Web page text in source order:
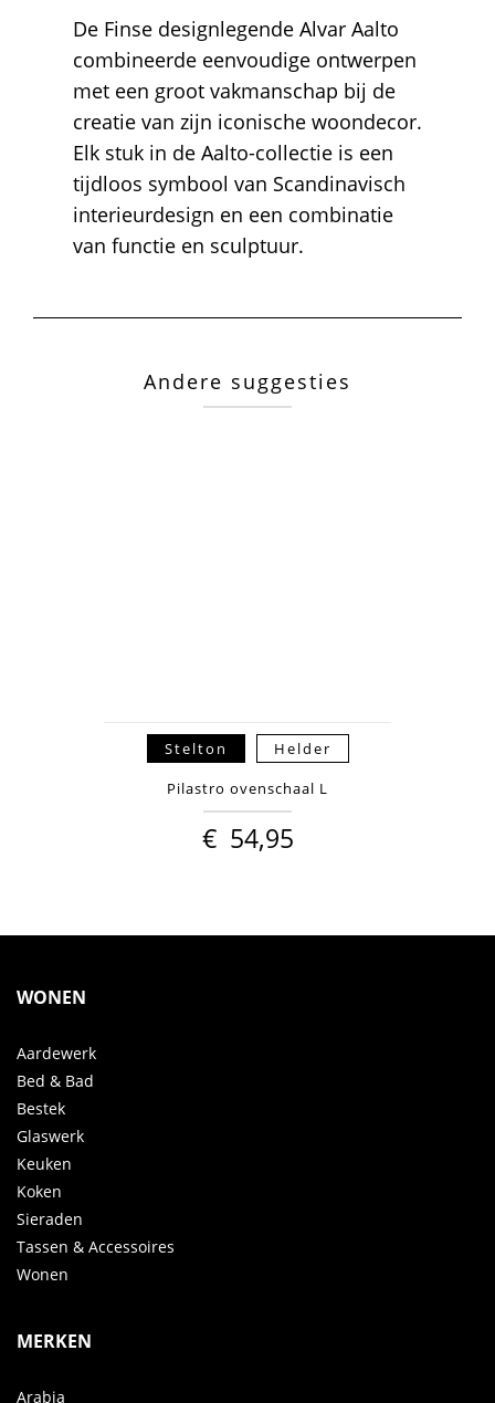
De Finse designlegende Alvar Aalto
combineerde eenvoudige ontwerpen
met een groot vakmanschap bij de
creatie van zijn iconische woondecor.
Elk stuk in de Aalto-collectie is een
tijdloos symbool van Scandinavisch
interieurdesign en een combinatie
van functie en sculptuur.
Andere suggesties
Stelton Helder
Pilastro ovenschaal L
€ 54,95
WONEN
Aardewerk
Bed & Bad
Bestek
Glaswerk
Keuken
Koken
Sieraden
Tassen & Accessoires
Wonen
MERKEN
Arabia